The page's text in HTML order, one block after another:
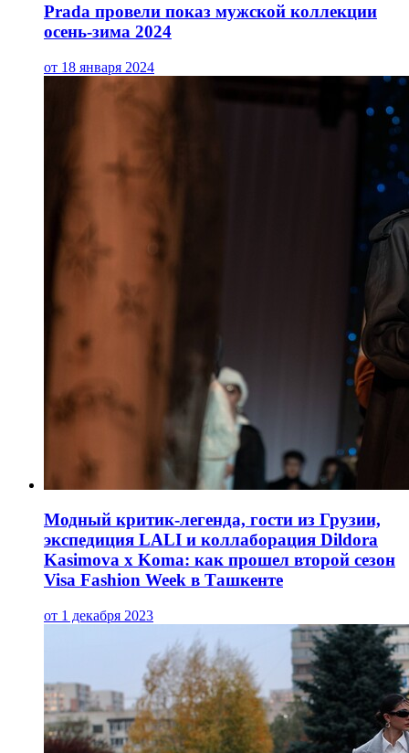
Prada провели показ мужской коллекции
осень-зима 2024
от 18 января 2024
Модный критик-легенда, гости из Грузии,
экспедиция LALI и коллаборация Dildora
Kasimova x Koma: как прошел второй сезон
Visa Fashion Week в Ташкенте
от 1 декабря 2023